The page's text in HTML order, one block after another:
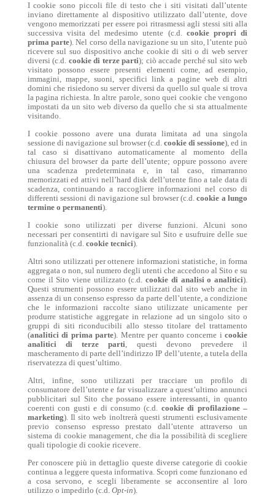
I cookie sono piccoli file di testo che i siti visitati dall’utente
inviano direttamente al dispositivo utilizzato dall’utente, dove
vengono memorizzati per essere poi ritrasmessi agli stessi siti alla
successiva visita del medesimo utente (c.d. cookie propri di
prima parte). Nel corso della navigazione su un sito, l’utente può
ricevere sul suo dispositivo anche cookie di siti o di web server
diversi (c.d. cookie di terze parti); ciò accade perché sul sito web
visitato possono essere presenti elementi come, ad esempio,
immagini, mappe, suoni, specifici link a pagine web di altri
domini che risiedono su server diversi da quello sul quale si trova
la pagina richiesta. In altre parole, sono quei cookie che vengono
impostati da un sito web diverso da quello che si sta attualmente
visitando.
I cookie possono avere una durata limitata ad una singola
sessione di navigazione sul browser (c.d.cookie di sessione), ed in
tal caso si disattivano automaticamente al momento della
chiusura del browser da parte dell’utente; oppure possono avere
una scadenza predeterminata e, in tal caso, rimarranno
memorizzati ed attivi nell’hard disk dell’utente fino a tale data di
scadenza, continuando a raccogliere informazioni nel corso di
differenti sessioni di navigazione sul browser (c.d.cookie a lungo
termine o permanenti).
I cookie sono utilizzati per diverse funzioni. Alcuni sono
necessari per consentirti di navigare sul Sito e usufruire delle sue
funzionalità (c.d. cookie tecnici).
Altri sono utilizzati per ottenere informazioni statistiche, in forma
aggregata o non, sul numero degli utenti che accedono al Sito e su
come il Sito viene utilizzato (c.d.cookie di analisi o analitici).
Questi strumenti possono essere utilizzati dal sito web anche in
assenza di un consenso espresso da parte dell’utente, a condizione
che le informazioni raccolte siano utilizzate unicamente per
produrre statistiche aggregate in relazione ad un singolo sito o
gruppi di siti riconducibili allo stesso titolare del trattamento
(analitici di prima parte). Mentre per quanto concerne icookie
analitici di terze parti, questi devono prevedere il
mascheramento di parte dell’indirizzo IP dell’utente, a tutela della
riservatezza di quest’ultimo.
Altri, infine, sono utilizzati per tracciare un profilo di
consumatore dell’utente e far visualizzare a quest’ultimo annunci
pubblicitari sul Sito che possano essere interessanti, in quanto
coerenti con gusti e di consumo (c.d. cookie di profilazione –
marketing). Il sito web inoltrerà questi strumenti esclusivamente
previo consenso espresso prestato dall’utente attraverso un
sistema di cookie management, che dia la possibilità di scegliere
quali tipologie di cookie ricevere.
Per conoscere più in dettaglio queste diverse categorie di cookie
continua a leggere questa informativa. Scopri come funzionano ed
a cosa servono, e scegli liberamente se acconsentire al loro
utilizzo o impedirlo (c.d. Opt-in).